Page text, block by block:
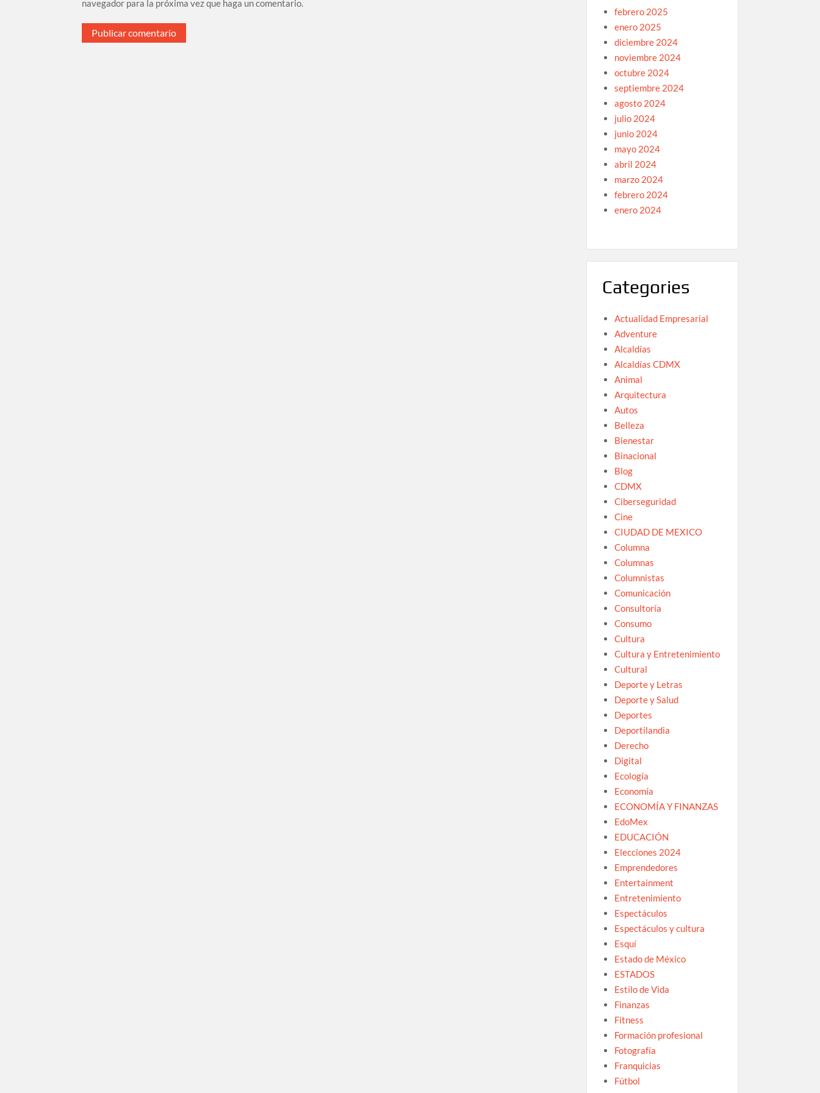
navegador para la próxima vez que haga un comentario.
febrero 2025
enero 2025
diciembre 2024
noviembre 2024
octubre 2024
septiembre 2024
agosto 2024
julio 2024
junio 2024
mayo 2024
abril 2024
marzo 2024
febrero 2024
enero 2024
Categories
Actualidad Empresarial
Adventure
Alcaldías
Alcaldías CDMX
Animal
Arquitectura
Autos
Belleza
Bienestar
Binacional
Blog
CDMX
Ciberseguridad
Cine
CIUDAD DE MEXICO
Columna
Columnas
Columnistas
Comunicación
Consultoría
Consumo
Cultura
Cultura y Entretenimiento
Cultural
Deporte y Letras
Deporte y Salud
Deportes
Deportilandia
Derecho
Digital
Ecología
Economía
ECONOMÍA Y FINANZAS
EdoMex
EDUCACIÓN
Elecciones 2024
Emprendedores
Entertainment
Entretenimiento
Espectáculos
Espectáculos y cultura
Esquí
Estado de México
ESTADOS
Estilo de Vida
Finanzas
Fitness
Formación profesional
Fotografía
Franquicias
Fútbol